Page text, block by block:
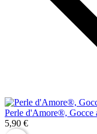
Perle d'Amore®, Gocce
5,90 €